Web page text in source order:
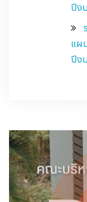
ปีง
แผ
ปีง